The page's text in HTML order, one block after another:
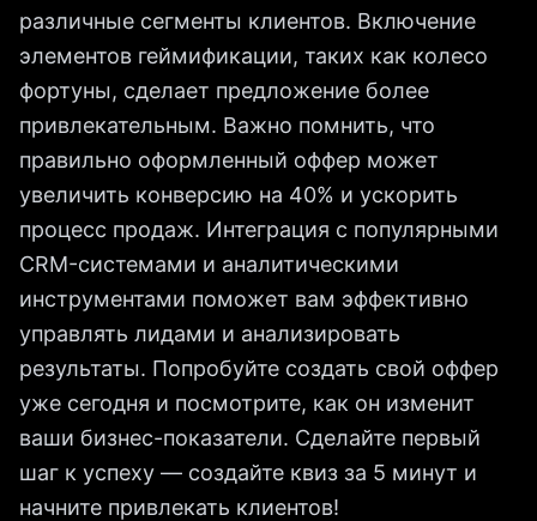
различные сегменты клиентов. Включение
элементов геймификации, таких как колесо
фортуны, сделает предложение более
привлекательным. Важно помнить, что
правильно оформленный оффер может
увеличить конверсию на 40% и ускорить
процесс продаж. Интеграция с популярными
CRM-системами и аналитическими
инструментами поможет вам эффективно
управлять лидами и анализировать
результаты. Попробуйте создать свой оффер
уже сегодня и посмотрите, как он изменит
ваши бизнес-показатели. Сделайте первый
шаг к успеху — создайте квиз за 5 минут и
начните привлекать клиентов!